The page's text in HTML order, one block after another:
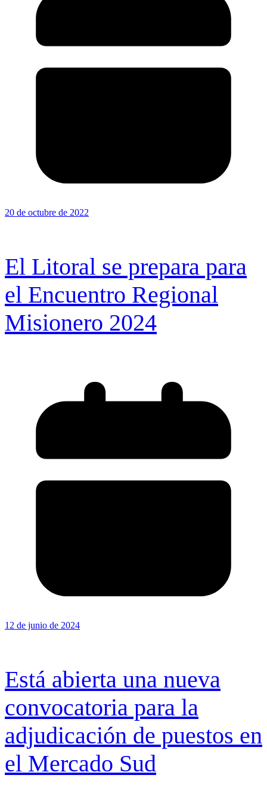
20 de octubre de 2022
El Litoral se prepara para
el Encuentro Regional
Misionero 2024
12 de junio de 2024
Está abierta una nueva
convocatoria para la
adjudicación de puestos en
el Mercado Sud